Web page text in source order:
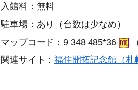
入館料：無料
駐車場：あり（台数は少なめ）
マップコード：9 348 485*36
関連サイト： 福住開拓記念館（札